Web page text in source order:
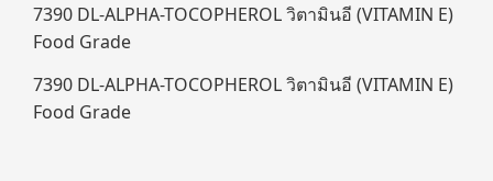
7390 DL-ALPHA-TOCOPHEROL วิตามินอี (VITAMIN E)
Food Grade
7390 DL-ALPHA-TOCOPHEROL วิตามินอี (VITAMIN E)
Food Grade